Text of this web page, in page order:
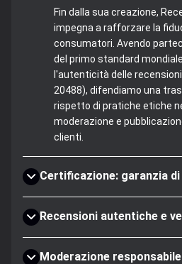
Fin dalla sua creazione,
impegna a rafforzare la
consumatori. Avendo
del primo standard
l'autenticità delle
20488), difendiamo una
rispetto di pratiche etiche
moderazione e
clienti.
Certificazione: garanzia
Recensioni autentiche e
Moderazione